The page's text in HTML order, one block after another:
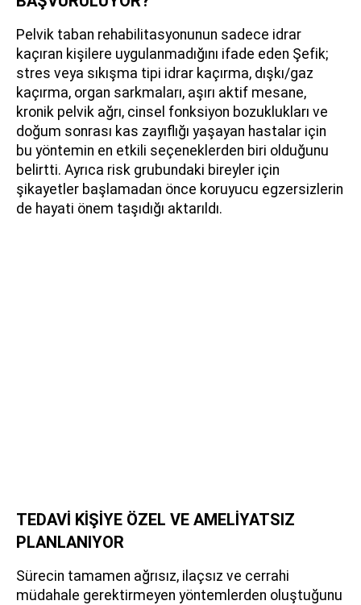
Pelvik taban rehabilitasyonunun sadece idrar
kaçıran kişilere uygulanmadığını ifade eden Şefik;
stres veya sıkışma tipi idrar kaçırma, dışkı/gaz
kaçırma, organ sarkmaları, aşırı aktif mesane,
kronik pelvik ağrı, cinsel fonksiyon bozuklukları ve
doğum sonrası kas zayıflığı yaşayan hastalar için
bu yöntemin en etkili seçeneklerden biri olduğunu
belirtti. Ayrıca risk grubundaki bireyler için
şikayetler başlamadan önce koruyucu egzersizlerin
de hayati önem taşıdığı aktarıldı.
TEDAVİ KİŞİYE ÖZEL VE AMELİYATSIZ
PLANLANIYOR
Sürecin tamamen ağrısız, ilaçsız ve cerrahi
müdahale gerektirmeyen yöntemlerden oluştuğunu